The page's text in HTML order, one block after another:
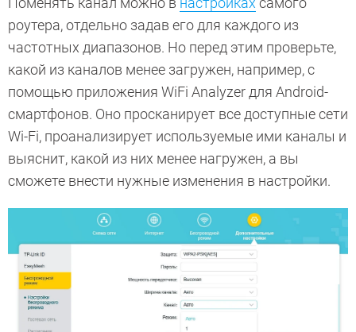
роутера, отдельно задав его для каждого из
частотных диапазонов. Но перед этим проверьте,
какой из каналов менее загружен, например, с
помощью приложения WiFi Analyzer для Android-
смартфонов. Оно просканирует все доступные сети
Wi-Fi, проанализирует используемые ими каналы и
выяснит, какой из них менее нагружен, а вы
сможете внести нужные изменения в настройки.